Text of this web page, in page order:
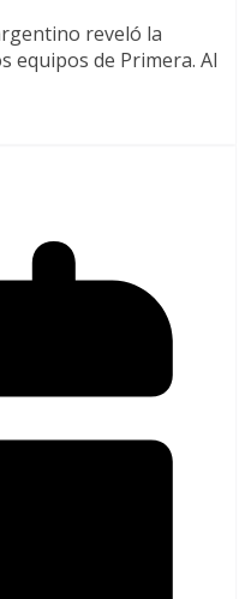
reveló la
equipos de Primera. Al